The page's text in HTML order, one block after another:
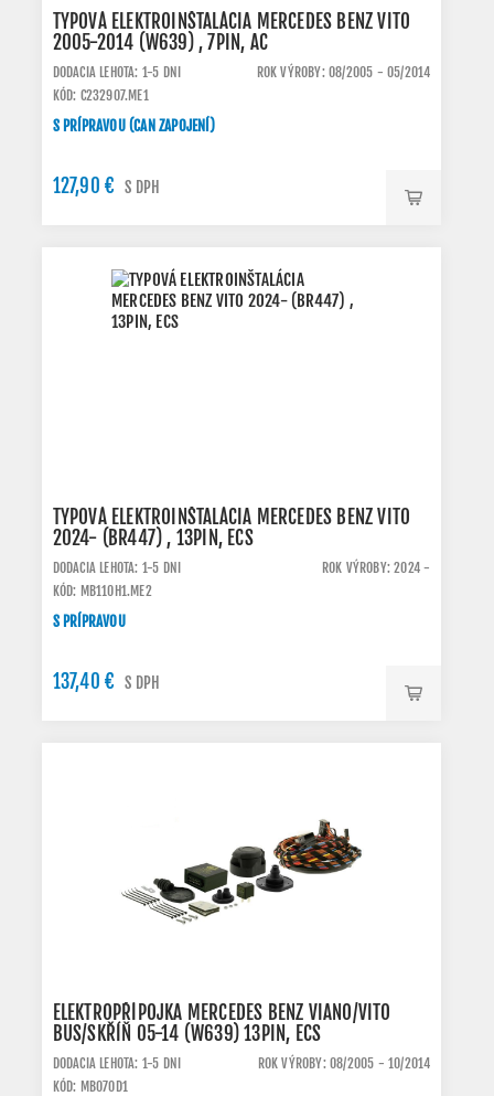
TYPOVÁ ELEKTROINŠTALÁCIA MERCEDES BENZ VITO
2005-2014 (W639) , 7PIN, AC
DODACIA LEHOTA: 1-5 DNI
ROK VÝROBY: 08/2005 - 05/2014
KÓD: C232907.ME1
S PRÍPRAVOU (CAN ZAPOJENÍ)
127,90 € S DPH
TYPOVÁ ELEKTROINŠTALÁCIA MERCEDES BENZ VITO
2024- (BR447) , 13PIN, ECS
DODACIA LEHOTA: 1-5 DNI
ROK VÝROBY: 2024 -
KÓD: MB110H1.ME2
S PRÍPRAVOU
137,40 € S DPH
ELEKTROPŘÍPOJKA MERCEDES BENZ VIANO/VITO
BUS/SKŘÍŇ 05-14 (W639) 13PIN, ECS
DODACIA LEHOTA: 1-5 DNI
ROK VÝROBY: 08/2005 - 10/2014
KÓD: MB070D1